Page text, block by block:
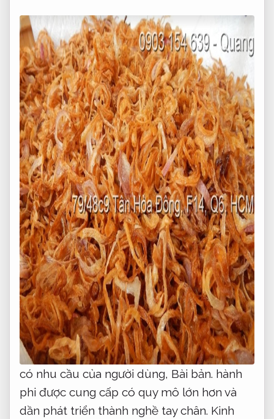
có nhu cầu của người dùng, Bài bản. hành
phi được cung cấp có quy mô lớn hơn và
dần phát triển thành nghề tay chân. Kinh